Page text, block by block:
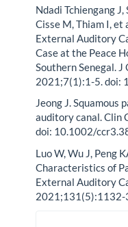
Ndadi Tchiengang J,
Cisse M, Thiam I, et
External Auditory
Case at the Peace
Southern Senegal.
2021;7(1):1-5. doi:
Jeong J. Squamous
auditory canal. Clin
doi: 10.1002/
Luo W, Wu J, Peng
Characteristics of
External Auditory
2021;131(5):1132-